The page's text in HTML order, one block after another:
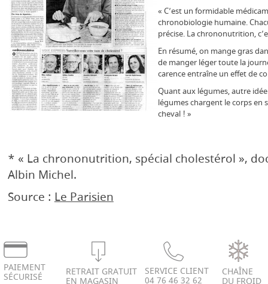
« C’est un formidable
chronobiologie humaine.
précise. La chrononutrition,
En résumé, on mange gras
de manger léger toute la
carence entraîne un effet de
Quant aux légumes, autre
légumes chargent le corps en
cheval ! »
* « La chrononutrition, spécial cholestérol »,
Albin Michel.
Source :Le Parisien
PAIEMENT
SÉCURISÉ RETRAIT GRATUIT
EN MAGASIN
SERVICE CLIENT
04 76 46 32 62
CHAÎNE
DU FROID